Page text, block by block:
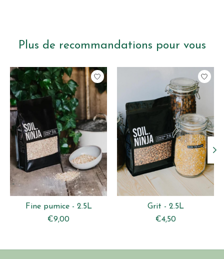
Plus de recommandations pour vous
Articles du carrousel de produits
Fine pumice - 2.5L
€9,00
Grit - 2.5L
€4,50